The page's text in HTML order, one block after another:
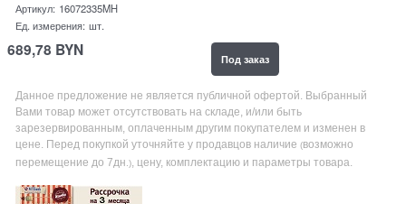
Артикул: 16072335MH
Ед. измерения: шт.
689,78 BYN Под заказ
Данное предложение не является публичной офертой. Выбранный
Вами товар может отсутствовать на складе, и/или быть
зарезервированным, оплаченным другим покупателем и изменен в
цене. Перед покупкой уточняйте у продавцов наличие(возможно
перемещение до 7дн .) , цену, комплектацию и параметры товара.